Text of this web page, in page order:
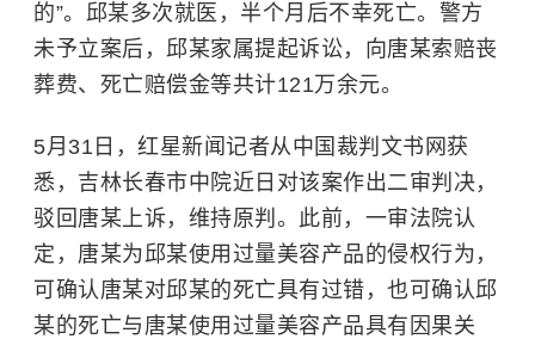
的”。 邱某多次就医，半个月后不幸死亡。警方
未予立案后，邱某家属提起诉讼，向唐某索赔丧
葬费、死亡赔偿金等共计121万余元。
5月31日，红星新闻记者从中国裁判文书网获
悉，吉林长春市中院近日对该案作出二审判决，
驳回唐某上诉，维持原判。此前，一审法院认
定，唐某为邱某使用过量美容产品的侵权行为，
可确认唐某对邱某的死亡具有过错，也可确认邱
某的死亡与唐某使用过量美容产品具有因果关